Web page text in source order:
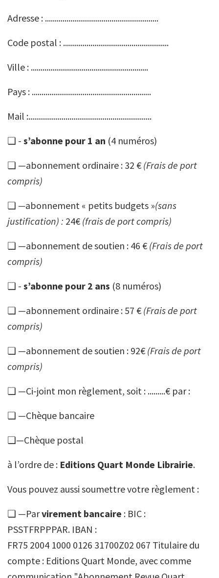
Adresse : ..........................................................
Code postal : ......................................................
Ville : ............................................................
Pays : .............................................................
Mail :...............................................................
❏ - s’abonne pour 1 an (4 numéros)
❏ —abonnement ordinaire : 32 € (Frais de port
compris)
❏ —abonnement « petits budgets »(sans
justification) : 24€ (frais de port compris)
❏ —abonnement de soutien : 46 € (Frais de port
compris)
❏ - s’abonne pour 2 ans (8 numéros)
❏ —abonnement ordinaire : 57 € (Frais de port
compris)
❏ —abonnement de soutien : 92€ (Frais de port
compris)
❏ —Ci-joint mon règlement, soit : .........€ par :
❏ —Chèque bancaire
❏—Chèque postal
à l’ordre de : Editions Quart Monde Librairie.
Vous pouvez aussi soumettre votre règlement :
❏ —Parvirement bancaire : BIC :
PSSTFRPPPAR. IBAN :
FR75 2004 1000 0126 31700Z02 067 Titulaire du
compte : Editions Quart Monde, avec comme